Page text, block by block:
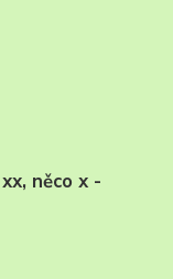
něco x -